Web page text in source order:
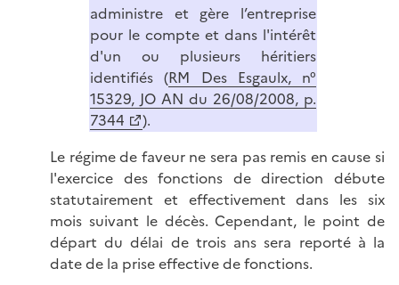
administre et gère l’entreprise
pour le compte et dans l'intérêt
d'un ou plusieurs héritiers
identifiés (RM Des Esgaulx, n°
15329, JO AN du 26/08/2008, p.
7344
).
Le régime de faveur ne sera pas remis en cause si
l'exercice des fonctions de direction débute
statutairement et effectivement dans les six
mois suivant le décès. Cependant, le point de
départ du délai de trois ans sera reporté à la
date de la prise effective de fonctions.